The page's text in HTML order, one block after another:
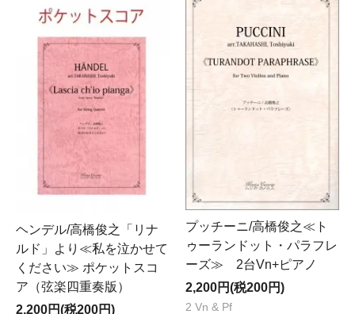
ヘンデル/高橋俊之「リナ
ルド」より≪私を泣かせて
ください≫ ポケットスコ
ア（弦楽四重奏版）
2,200円(税200円)
プッチーニ/高橋俊之≪ト
ゥーランドット・パラフレ
ーズ≫ 2台Vn+ピアノ
2,200円(税200円)
2 Vn & Pf